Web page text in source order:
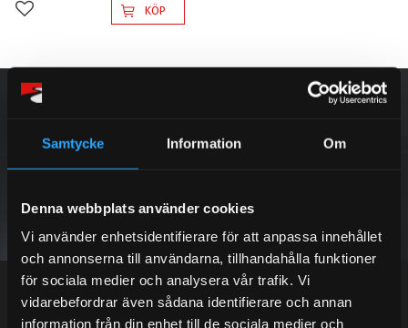
Samtycke Information Om
Denna webbplats använder cookies
Vi använder enhetsidentifierare för att anpassa innehållet
och annonserna till användarna, tillhandahålla funktioner
för sociala medier och analysera vår trafik. Vi
vidarebefordrar även sådana identifierare och annan
information från din enhet till de sociala medier och
Lägg till i favoriterKÖP
integritetspolicy